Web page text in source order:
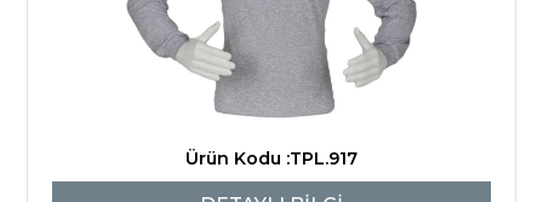
Ürün Kodu :TPL.917